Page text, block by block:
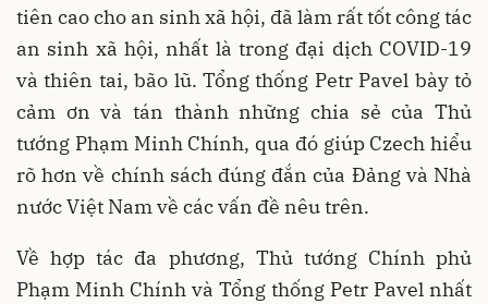
tiên cao cho an sinh xã hội, đã làm rất tốt công tác
an sinh xã hội, nhất là trong đại dịch COVID-19
và thiên tai, bão lũ. Tổng thống Petr Pavel bày tỏ
cảm ơn và tán thành những chia sẻ của Thủ
tướng Phạm Minh Chính, qua đó giúp Czech hiểu
rõ hơn về chính sách đúng đắn của Đảng và Nhà
nước Việt Nam về các vấn đề nêu trên.
Về hợp tác đa phương, Thủ tướng Chính phủ
Phạm Minh Chính và Tổng thống Petr Pavel nhất